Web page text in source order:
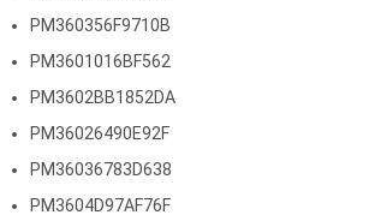
PM360356F9710B
PM3601016BF562
PM3602BB1852DA
PM36026490E92F
PM36036783D638
PM3604D97AF76F